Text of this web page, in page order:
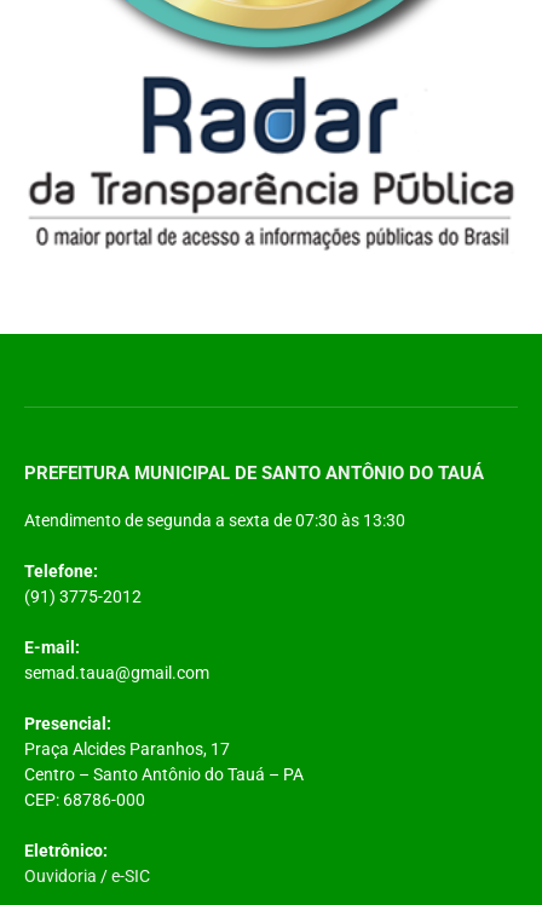
PREFEITURA MUNICIPAL DE SANTO ANTÔNIO DO TAUÁ
Atendimento de segunda a sexta de 07:30 às 13:30
Telefone:
(91) 3775-2012
E-mail:
semad.taua@gmail.com
Presencial:
Praça Alcides Paranhos, 17
Centro – Santo Antônio do Tauá – PA
CEP: 68786-000
Eletrônico:
Ouvidoria /e-SIC